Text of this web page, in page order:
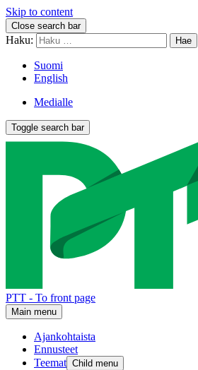
Skip to content
Close search bar
Haku:
Suomi
English
Medialle
Toggle search bar
PTT - To front page
Main menu
Ajankohtaista
Ennusteet
Teemat Child menu